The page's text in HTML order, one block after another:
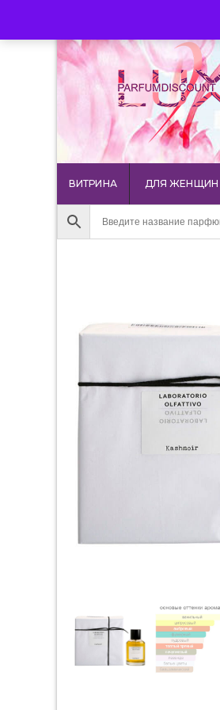
ВИТРИНА ДЛЯ ЖЕНЩИН